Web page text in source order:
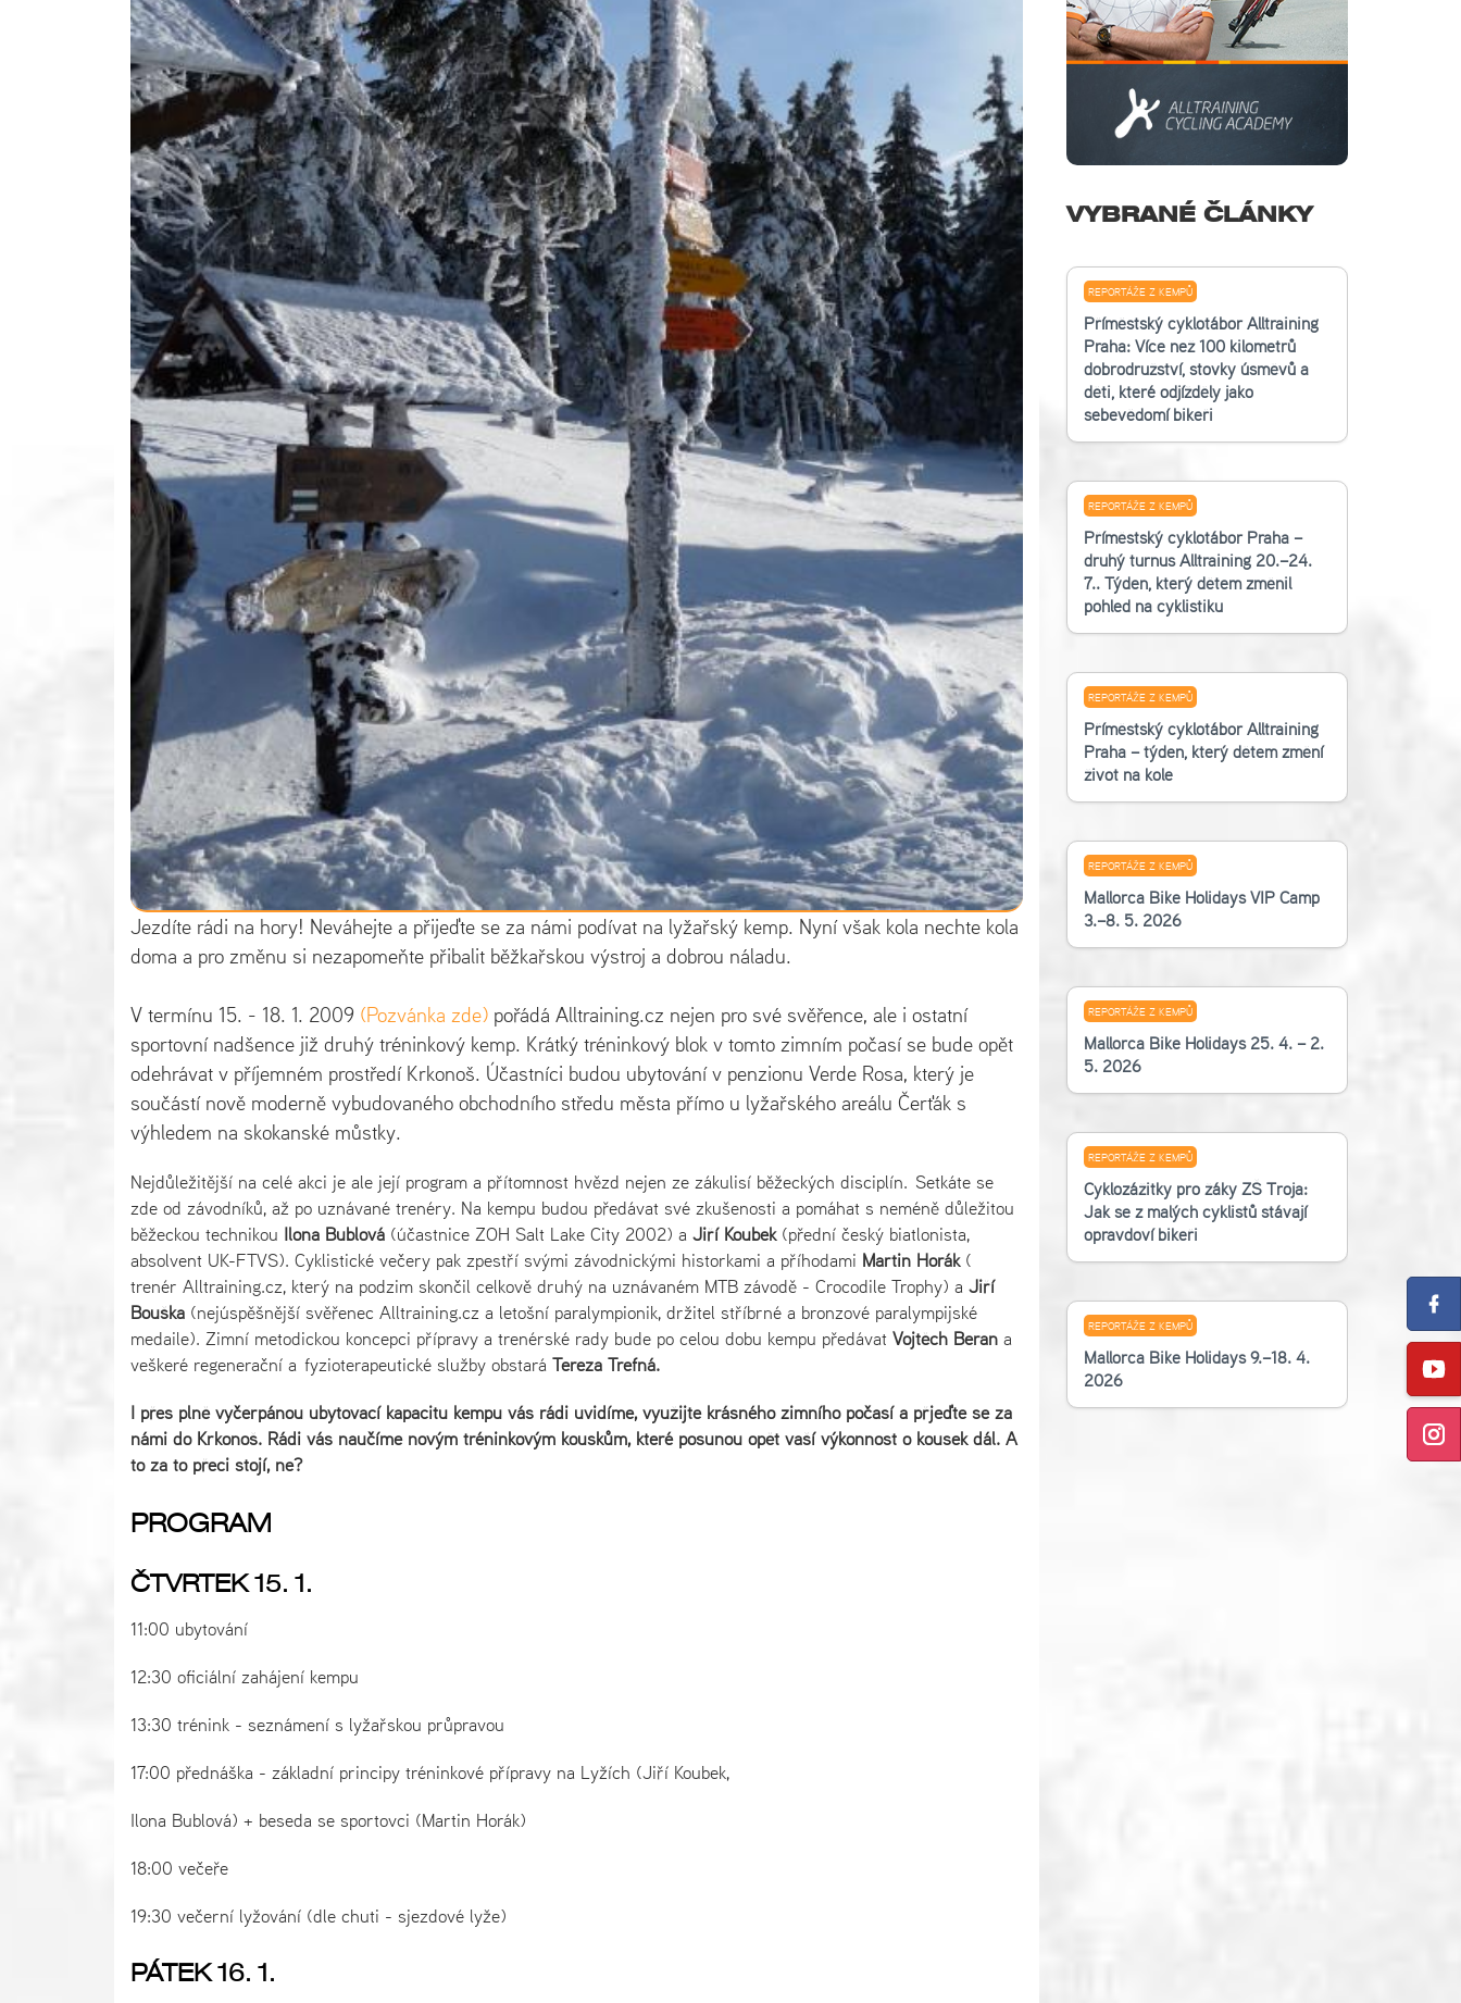
Jezdíte rádi na hory! Neváhejte a přijeďte se za námi podívat na lyžařský kemp. Nyní však kola nechte kola
doma a pro změnu si nezapomeňte přibalit běžkařskou výstroj a dobrou náladu.
V termínu 15. - 18. 1. 2009 (Pozvánka zde)pořádá Alltraining.cz nejen pro své svěřence, ale i ostatní
sportovní nadšence již druhý tréninkový kemp. Krátký tréninkový blok v tomto zimním počasí se bude opět
odehrávat v příjemném prostředí Krkonoš. Účastníci budou ubytování v penzionu Verde Rosa, který je
součástí nově moderně vybudovaného obchodního středu města přímo u lyžařského areálu Čerťák s
výhledem na skokanské můstky.
Nejdůležitější na celé akci je ale její program a přítomnost hvězd nejen ze zákulisí běžeckých disciplín. Setkáte se
zde od závodníků, až po uznávané trenéry. Na kempu budou předávat své zkušenosti a pomáhat s neméně důležitou
běžeckou technikou Ilona Bublová (účastnice ZOH Salt Lake City 2002) a Jiří Koubek(přední český biatlonista,
absolvent UK-FTVS). Cyklistické večery pak zpestří svými závodnickými historkami a příhodami Martin Horák (
trenér Alltraining.cz, který na podzim skončil celkově druhý na uznávaném MTB závodě - Crocodile Trophy) a Jiří
Bouška(nejúspěšnější svěřenec Alltraining.cz a letošní paralympionik, držitel stříbrné a bronzové paralympijské
medaile). Zimní metodickou koncepci přípravy a trenérské rady bude po celou dobu kempu předávat Vojtěch Berana
veškeré regenerační a fyzioterapeutické služby obstará Tereza Trefná.
I přes plně vyčerpánou ubytovací kapacitu kempu vás rádi uvidíme, využijte krásného zimního počasí a přjeďte se za
námi do Krkonoš. Rádi vás naučíme novým tréninkovým kouskům, které posunou opět vaší výkonnost o kousek dál. A
to za to přeci stojí, ne?
PROGRAM
ČTVRTEK 15. 1.
11:00 ubytování
12:30 oficiální zahájení kempu
13:30 trénink - seznámení s lyžařskou průpravou
17:00 přednáška - základní principy tréninkové přípravy na Lyžích (Jiří Koubek,
Ilona Bublová) + beseda se sportovci (Martin Horák)
18:00 večeře
19:30 večerní lyžování (dle chuti - sjezdové lyže)
PÁTEK 16. 1.
VYBRANÉ ČLÁNKY
REPORTÁŽE Z KEMPŮ
Příměstský cyklotábor Alltraining
Praha: Více než 100 kilometrů
dobrodružství, stovky úsměvů a
děti, které odjížděly jako
sebevědomí bikeři
REPORTÁŽE Z KEMPŮ
Příměstský cyklotábor Praha –
druhý turnus Alltraining 20.–24.
7.. Týden, který dětem změnil
pohled na cyklistiku
REPORTÁŽE Z KEMPŮ
Příměstský cyklotábor Alltraining
Praha – týden, který dětem změní
život na kole
REPORTÁŽE Z KEMPŮ
Mallorca Bike Holidays VIP Camp
3.–8. 5. 2026
REPORTÁŽE Z KEMPŮ
Mallorca Bike Holidays 25. 4. – 2.
5. 2026
REPORTÁŽE Z KEMPŮ
Cyklozážitky pro žáky ZŠ Troja:
Jak se z malých cyklistů stávají
opravdoví bikeři
REPORTÁŽE Z KEMPŮ
Mallorca Bike Holidays 9.–18. 4.
2026